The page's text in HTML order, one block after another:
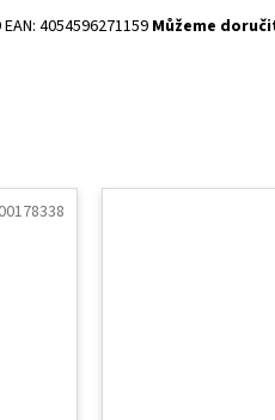
EAN: 4054596271159 Můžeme